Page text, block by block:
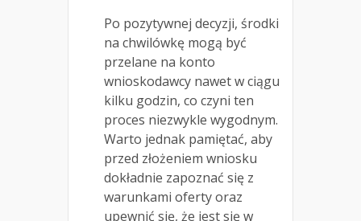
Po pozytywnej decyzji, środki
na chwilówkę mogą być
przelane na konto
wnioskodawcy nawet w ciągu
kilku godzin, co czyni ten
proces niezwykle wygodnym.
Warto jednak pamiętać, aby
przed złożeniem wniosku
dokładnie zapoznać się z
warunkami oferty oraz
upewnić się, że jest się w